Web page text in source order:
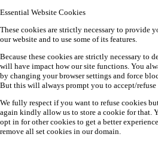
Essential Website Cookies
These cookies are strictly necessary to provide
our website and to use some of its features.
Because these cookies are strictly necessary to
will have impact how our site functions. You
by changing your browser settings and force
But this will always prompt you to accept/
We fully respect if you want to refuse cookies
again kindly allow us to store a cookie for that.
opt in for other cookies to get a better
remove all set cookies in our domain.